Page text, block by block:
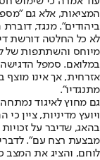
המציאות, אלא גם
ביהודים". מנגד,
לא כל החלטה דורשת
במלואם. סמפל הדגישה
אזרחית, אך אינו מוצף
מתנגדיו".
גם מחוץ לאיגוד
ויועץ מדיניות, ציין
בהאג, שדיבר על
מבצעת רצח עם".
לוחם, והציג את המצב